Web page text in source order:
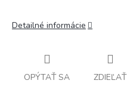
Detailné informácie
OPÝTAŤ SA ZDIEĽAŤ